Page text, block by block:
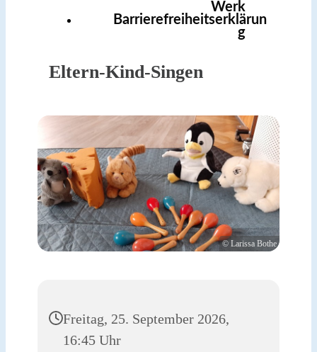
Werk
Barrierefreiheitserklärun
g
Eltern-Kind-Singen
© Larissa Bothe
Freitag, 25. September 2026,
16:45 Uhr